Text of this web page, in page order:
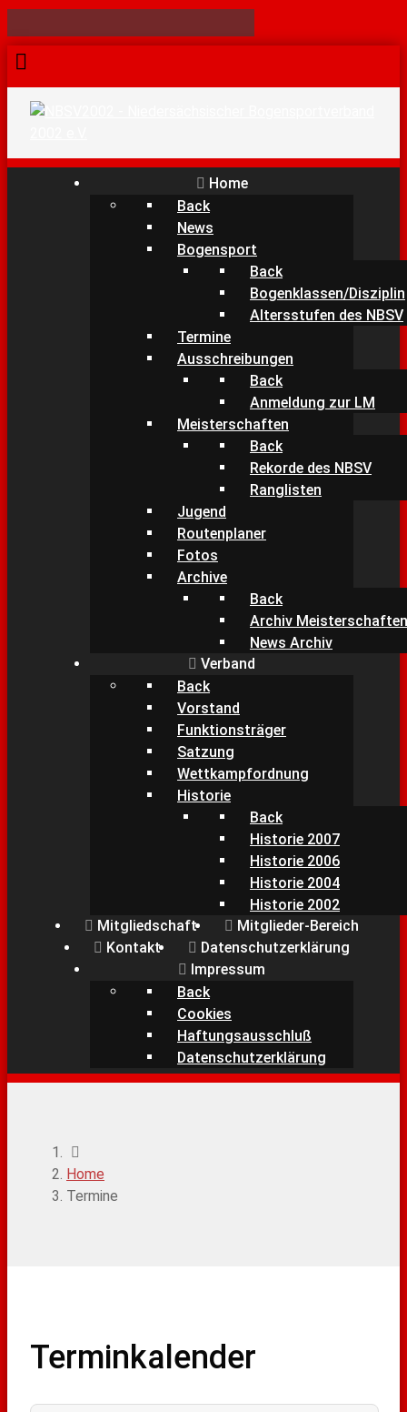
Home
Back
News
Bogensport
Back
Bogenklassen/Disziplin
Altersstufen des NBSV
Termine
Ausschreibungen
Back
Anmeldung zur LM
Meisterschaften
Back
Rekorde des NBSV
Ranglisten
Jugend
Routenplaner
Fotos
Archive
Back
Archiv Meisterschaften
News Archiv
Verband
Back
Vorstand
Funktionsträger
Satzung
Wettkampfordnung
Historie
Back
Historie 2007
Historie 2006
Historie 2004
Historie 2002
Mitgliedschaft
Mitglieder-Bereich
Kontakt
Datenschutzerklärung
Impressum
Back
Cookies
Haftungsausschluß
Datenschutzerklärung
Home
Termine
Terminkalender